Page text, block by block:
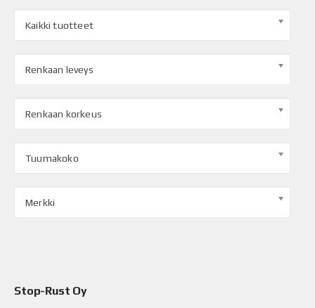
Kaikki tuotteet
Renkaan leveys
Renkaan korkeus
Tuumakoko
Merkki
Stop-Rust Oy